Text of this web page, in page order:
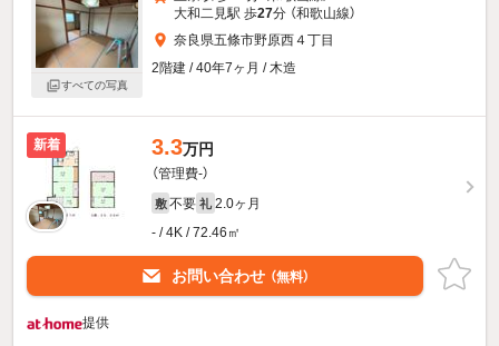
すべての写真
大和二見駅 歩27分 （和歌山線）
奈良県五條市野原西４丁目
2階建 / 40年7ヶ月 / 木造
新着 3.3万円
（管理費-）
敷 不要 礼 2.0ヶ月
- / 4K / 72.46㎡
お問い合わせ （無料）
提供